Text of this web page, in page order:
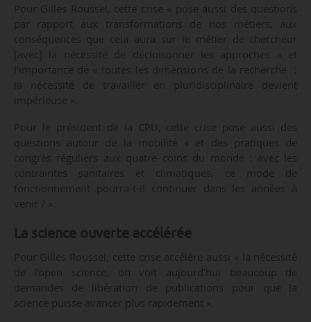
Pour Gilles Roussel, cette crise « pose aussi des questions
par rapport aux transformations de nos métiers, aux
conséquences que cela aura sur le métier de chercheur
[avec] la nécessité de décloisonner les approches » et
l’importance de « toutes les dimensions de la recherche :
la nécessité de travailler en pluridisciplinaire devient
impérieuse ».
Pour le président de la CPU, cette crise pose aussi des
questions autour de la mobilité « et des pratiques de
congrès réguliers aux quatre coins du monde : avec les
contraintes sanitaires et climatiques, ce mode de
fonctionnement pourra-t-il continuer dans les années à
venir ? ».
La science ouverte accélérée
Pour Gilles Roussel, cette crise accélère aussi « la nécessité
de l’open science, on voit aujourd’hui beaucoup de
demandes de libération de publications pour que la
science puisse avancer plus rapidement ».